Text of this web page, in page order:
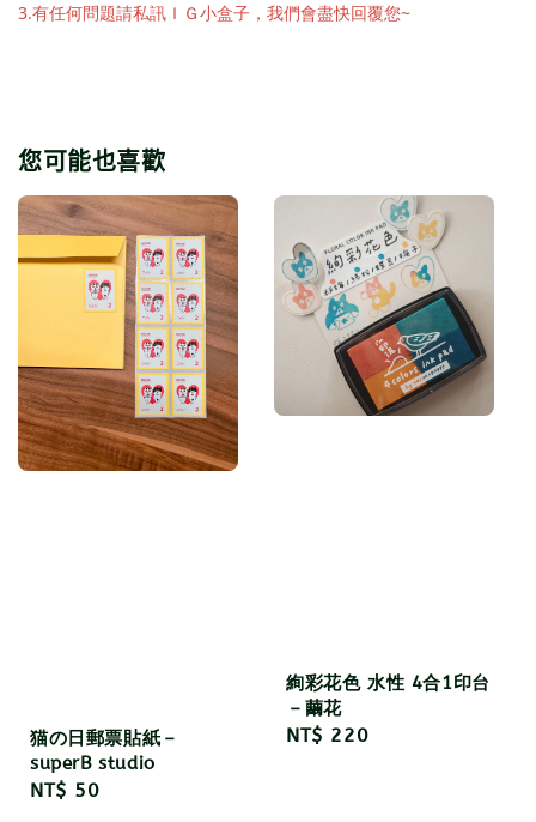
3.有任何問題請私訊ＩＧ小盒子，我們會盡快回覆您~
您可能也喜歡
猫の日郵票貼紙－
superB studio
Regular
NT$ 50
絢彩花色 水性 4合1印台
－繭花
Regular
NT$ 220